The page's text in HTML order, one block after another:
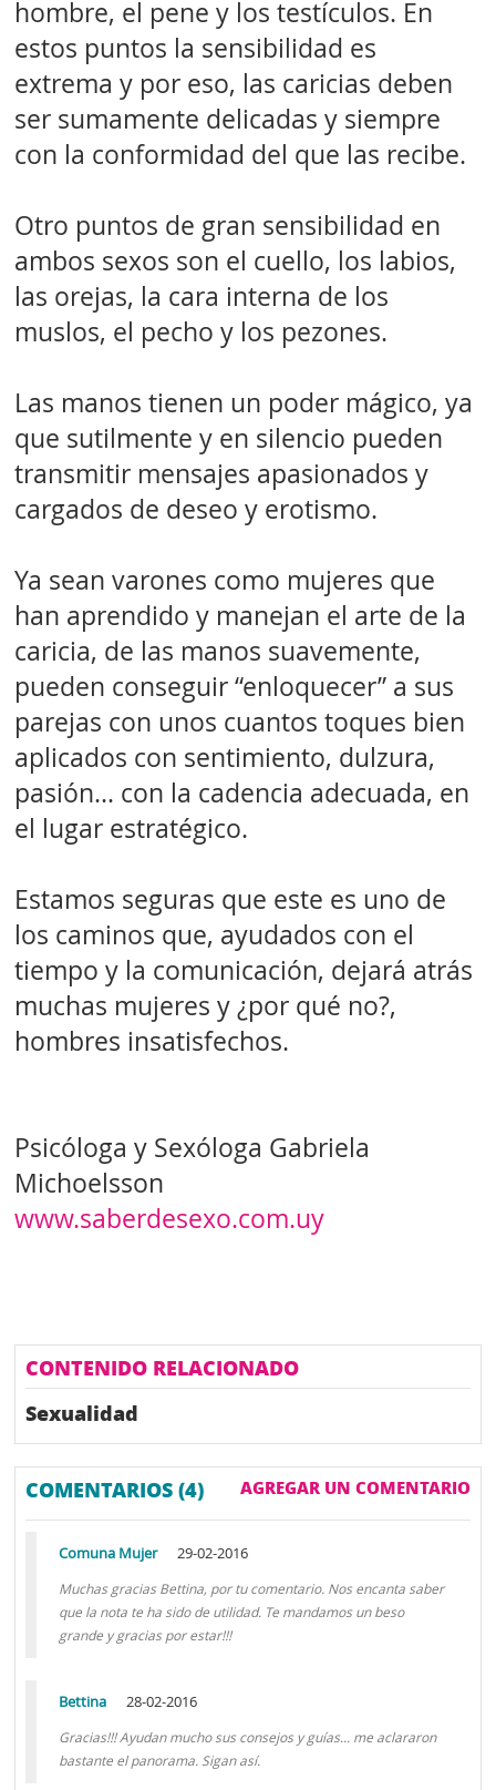
hombre, el pene y los testículos. En
estos puntos la sensibilidad es
extrema y por eso, las caricias deben
ser sumamente delicadas y siempre
con la conformidad del que las recibe.
Otro puntos de gran sensibilidad en
ambos sexos son el cuello, los labios,
las orejas, la cara interna de los
muslos, el pecho y los pezones.
Las manos tienen un poder mágico, ya
que sutilmente y en silencio pueden
transmitir mensajes apasionados y
cargados de deseo y erotismo.
Ya sean varones como mujeres que
han aprendido y manejan el arte de la
caricia, de las manos suavemente,
pueden conseguir “enloquecer” a sus
parejas con unos cuantos toques bien
aplicados con sentimiento, dulzura,
pasión... con la cadencia adecuada, en
el lugar estratégico.
Estamos seguras que este es uno de
los caminos que, ayudados con el
tiempo y la comunicación, dejará atrás
muchas mujeres y ¿por qué no?,
hombres insatisfechos.
Psicóloga y Sexóloga Gabriela
Michoelsson
www.saberdesexo.com.uy
CONTENIDO RELACIONADO
Sexualidad
COMENTARIOS (4) AGREGAR UN COMENTARIO
Comuna Mujer 29-02-2016
Muchas gracias Bettina, por tu comentario. Nos encanta saber
que la nota te ha sido de utilidad. Te mandamos un beso
grande y gracias por estar!!!
Bettina 28-02-2016
Gracias!!! Ayudan mucho sus consejos y guías... me aclararon
bastante el panorama. Sigan así.